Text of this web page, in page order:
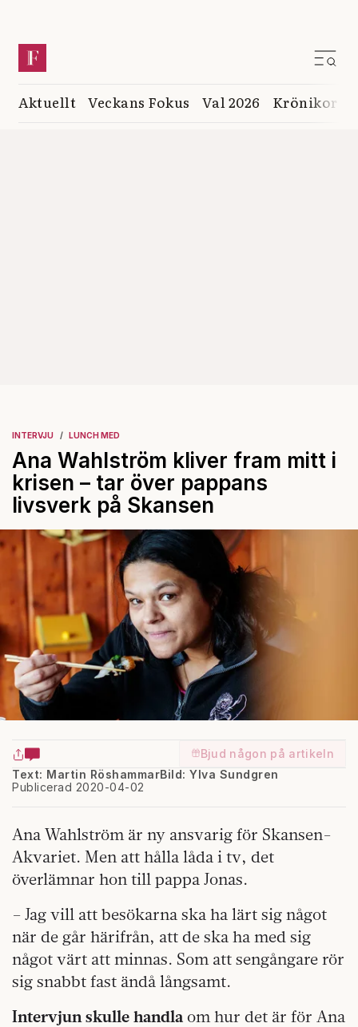
Aktuellt Veckans Fokus Val 2026 Krönikor
INTERVJU LUNCH MED
Ana Wahlström kliver fram mitt i
krisen – tar över pappans
livsverk på Skansen
Bjud någon på artikeln
Text: Martin Röshammar
Publicerad 2020-04-02
Bild: Ylva Sundgren
Ana Wahlström är ny ansvarig för Skansen-
Akvariet. Men att hålla låda i tv, det
överlämnar hon till pappa Jonas.
– Jag vill att besökarna ska ha lärt sig något
när de går härifrån, att de ska ha med sig
något värt att minnas. Som att sengångare rör
sig snabbt fast ändå långsamt.
Intervjun skulle handla om hur det är för Ana